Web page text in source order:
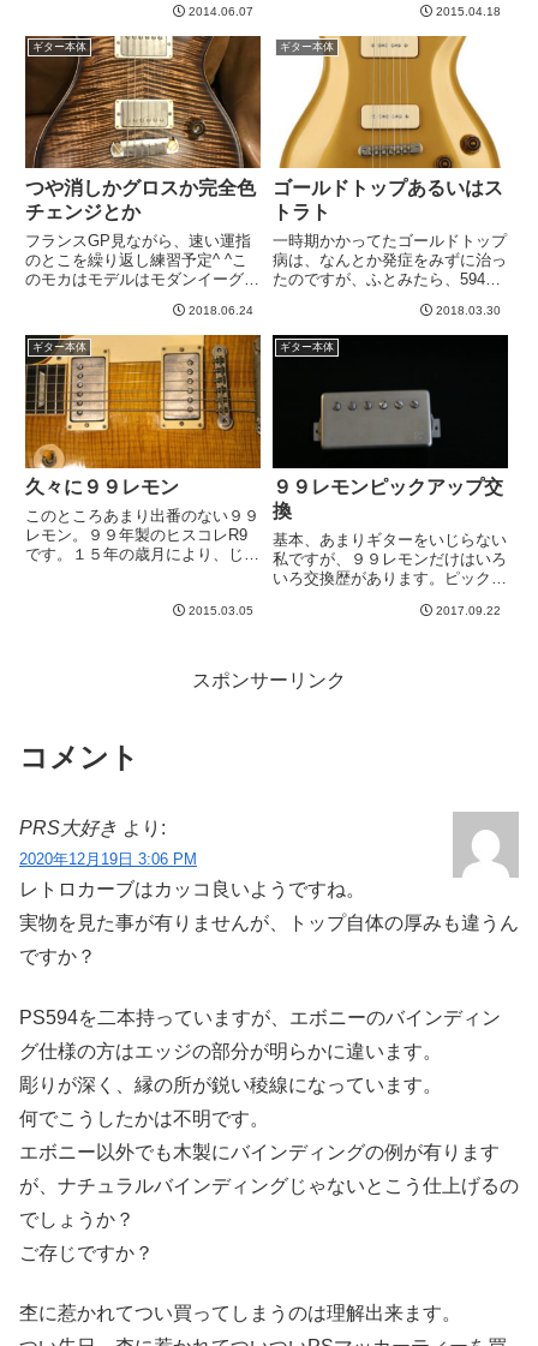
グとは、My Signature、、、つま
りオーダーして好きなように作ろ
うぜ、ってことですね。ところで
マイシグってよっし...
2014.06.07
な。そしてナットの溝になんか汚
れが。前はこんなんじゃなかった
気が。それにしても曲忘れてる＾
＾； -----
2015.04.18
ギター本体
つや消しかグロスか完全色
チェンジとか
フランスGP見ながら、速い運指
のとこを繰り返し練習予定^ ^こ
のモカはモデルはモダンイーグル
が、すれて来たところがツヤツヤ
して来た^ ^いつかこのモカは塗
装やり直して完全に色変えてみよ
うかな、とか、その前段階とし...
2018.06.24
ギター本体
ゴールドトップあるいはス
トラト
一時期かかってたゴールドトップ
病は、なんとか発症をみずに治っ
たのですが、ふとみたら、594の
した。P-90のギターはいつか一
本欲しい。・・・気がする？で、
今日迂闊にも画像を見てしまった
2018.03.30
ギター本体
久々に９９レモン
このところあまり出番のない９９
レモン。９９年製のヒスコレR9
です。１５年の歳月により、じわ
っても、上のように、塗装の光り
2015.03.05
ギター本体
９９レモンピックアップ交
換
基本、あまりギターをいじらない
私ですが、９９レモンだけはいろ
いろ交換歴があります。ピックア
忘れた） ↓・Ken Guitar Real
＆ JB ↓...
2017.09.22
スポンサーリンク
コメント
PRS大好き より:
2020年12月19日 3:06 PM
レトロカーブはカッコ良いようですね。
実物を見た事が有りませんが、トップ自体の厚みも違うん
ですか？
PS594を二本持っていますが、エボニーのバインディン
グ仕様の方はエッジの部分が明らかに違います。
彫りが深く、縁の所が鋭い稜線になっています。
何でこうしたかは不明です。
エボニー以外でも木製にバインディングの例が有ります
が、ナチュラルバインディングじゃないとこう仕上げるの
でしょうか？
ご存じですか？
杢に惹かれてつい買ってしまうのは理解出来ます。